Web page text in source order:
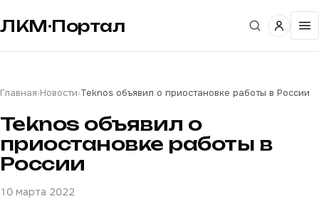
ЛКМ·Портал
Главная›Новости›Teknos объявил о приостановке работы в России
Teknos объявил о
приостановке работы в
России
10 марта 2022